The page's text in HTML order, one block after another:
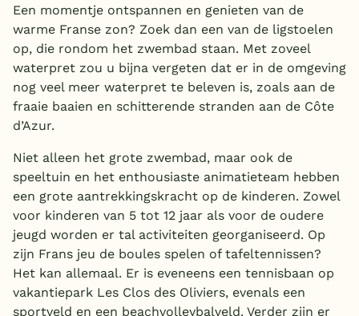
Een momentje ontspannen en genieten van de
warme Franse zon? Zoek dan een van de ligstoelen
op, die rondom het zwembad staan. Met zoveel
waterpret zou u bijna vergeten dat er in de omgeving
nog veel meer waterpret te beleven is, zoals aan de
fraaie baaien en schitterende stranden aan de Côte
d’Azur.
Niet alleen het grote zwembad, maar ook de
speeltuin en het enthousiaste animatieteam hebben
een grote aantrekkingskracht op de kinderen. Zowel
voor kinderen van 5 tot 12 jaar als voor de oudere
jeugd worden er tal activiteiten georganiseerd. Op
zijn Frans jeu de boules spelen of tafeltennissen?
Het kan allemaal. Er is eveneens een tennisbaan op
vakantiepark Les Clos des Oliviers, evenals een
sportveld en een beachvolleybalveld. Verder zijn er